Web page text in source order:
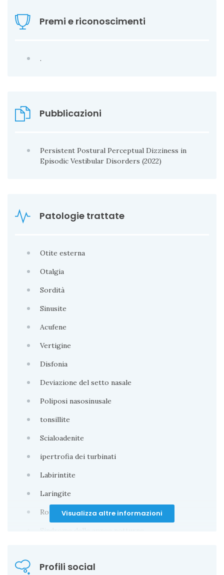
Premi e riconoscimenti
.
Pubblicazioni
Persistent Postural Perceptual Dizziness in
Episodic Vestibular Disorders (2022)
Patologie trattate
Otite esterna
Otalgia
Sordità
Sinusite
Acufene
Vertigine
Disfonia
Deviazione del setto nasale
Poliposi nasosinusale
tonsillite
Scialoadenite
ipertrofia dei turbinati
Labirintite
Laringite
Roncopatia
Sindrome delle apnee notturne
Calcolosi salivare
Visualizza altre informazioni
Profili social